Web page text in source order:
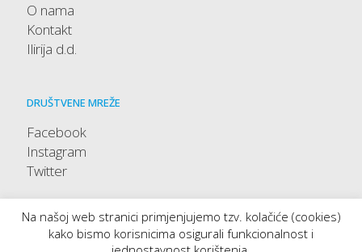
O nama
Kontakt
Ilirija d.d.
DRUŠTVENE MREŽE
Facebook
Instagram
Twitter
Na našoj web stranici primjenjujemo tzv. kolačiće (cookies)
kako bismo korisnicima osigurali funkcionalnost i